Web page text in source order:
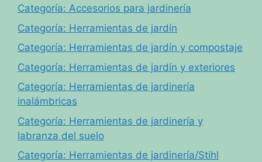
Categoría: Accesorios para jardinería
Categoría: Herramientas de jardín
Categoría: Herramientas de jardín y compostaje
Categoría: Herramientas de jardín y exteriores
Categoría: Herramientas de jardinería
inalámbricas
Categoría: Herramientas de jardinería y
labranza del suelo
Categoría: Herramientas de jardinería/Stihl